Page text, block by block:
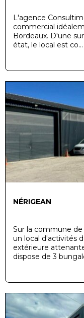
L'agence
commercial
Bordeaux. D'une
état, le local est co...
NÉRIGEAN
Sur la commune
un local d'activités
extérieure
dispose de 3